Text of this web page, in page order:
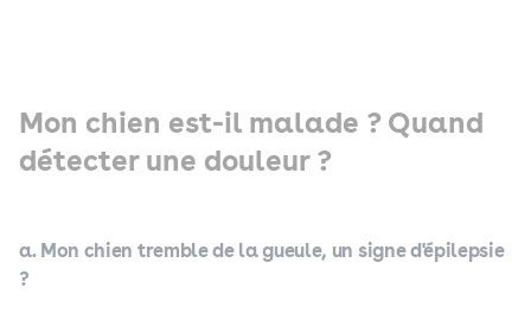
Mon chien est-il malade ? Quand
détecter une douleur ?
a. Mon chien tremble de la gueule, un signe d'épilepsie
?